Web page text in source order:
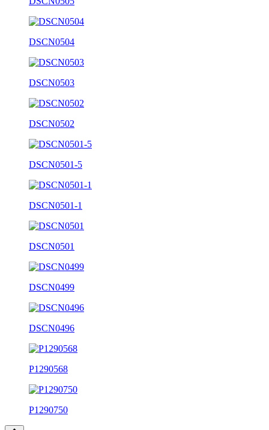
DSCN0504
DSCN0503
DSCN0502
DSCN0501-5
DSCN0501-1
DSCN0501
DSCN0499
DSCN0496
P1290568
P1290750